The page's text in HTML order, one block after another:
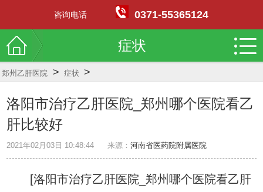
症状
郑州乙肝医院 > 症状 >
洛阳市治疗乙肝医院_郑州哪个医院看乙
肝比较好
2021年02月03日 10:48:44 来源：河南省医药院附属医院
[洛阳市治疗乙肝医院_郑州哪个医院看乙肝
咨询电话 0371-55365124